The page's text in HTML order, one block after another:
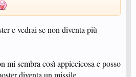
e vedrai se non diventa più
mi sembra così appiccicosa e posso
diventa un missile...